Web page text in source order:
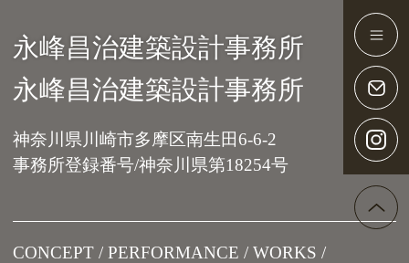
Main Navigation
永峰昌治建築設計事務所
永峰昌治建築設計事務所
神奈川県川崎市多摩区南生田6-6-2
事務所登録番号/神奈川県第18254号
CONCEPT PERFORMANCE
WORKS